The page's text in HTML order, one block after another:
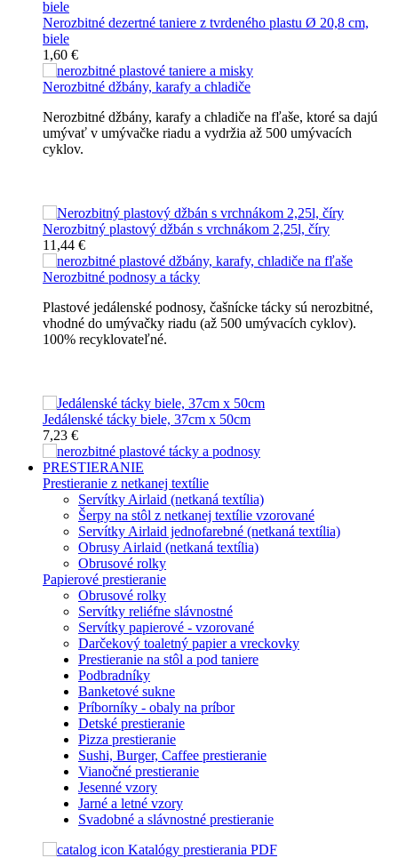
Nerozbitné dezertné taniere z tvrdeného plastu Ø 20,8 cm,
biele
1,60 €
Nerozbitné džbány, karafy a chladiče
Nerozbitné džbány, karafy a chladiče na fľaše, ktoré sa dajú
umývať v umývačke riadu a vydržia až 500 umývacích
cyklov.
Nerozbitný plastový džbán s vrchnákom 2,25l, číry
11,44 €
Nerozbitné podnosy a tácky
Plastové jedálenské podnosy, čašnícke tácky sú nerozbitné,
vhodné do umývačky riadu (až 500 umývacích cyklov).
100% recyklovateľné.
Jedálenské tácky biele, 37cm x 50cm
7,23 €
PRESTIERANIE
Prestieranie z netkanej textílie
Servítky Airlaid (netkaná textília)
Šerpy na stôl z netkanej textílie vzorované
Servítky Airlaid jednofarebné (netkaná textília)
Obrusy Airlaid (netkaná textília)
Obrusové rolky
Papierové prestieranie
Obrusové rolky
Servítky reliéfne slávnostné
Servítky papierové - vzorované
Darčekový toaletný papier a vreckovky
Prestieranie na stôl a pod taniere
Podbradníky
Banketové sukne
Príborníky - obaly na príbor
Detské prestieranie
Pizza prestieranie
Sushi, Burger, Caffee prestieranie
Vianočné prestieranie
Jesenné vzory
Jarné a letné vzory
Svadobné a slávnostné prestieranie
Katalógy prestierania PDF